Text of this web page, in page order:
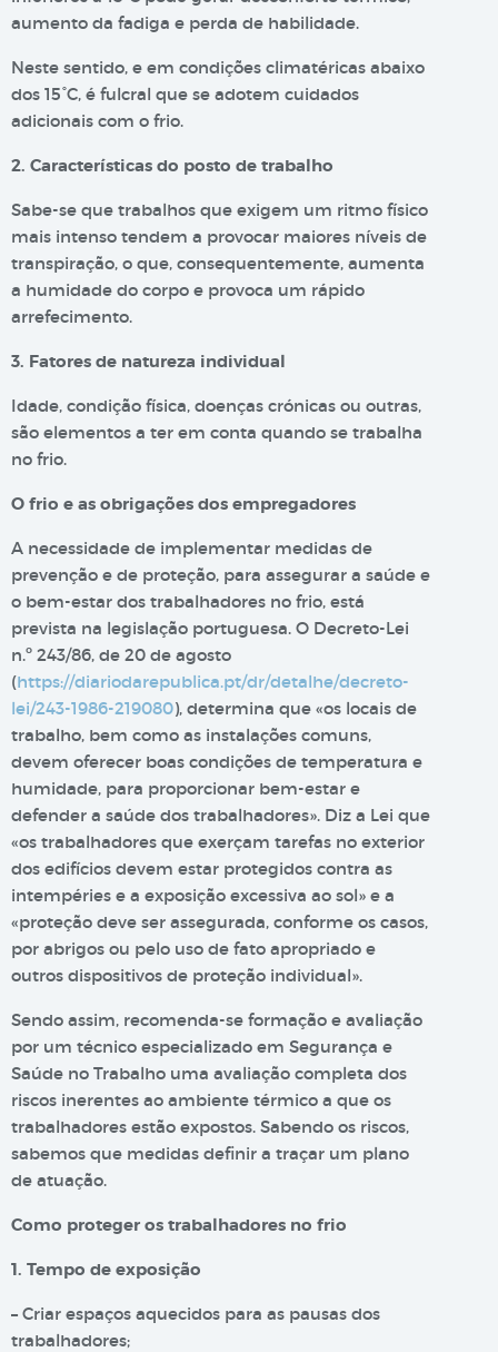
aumento da fadiga e perda de habilidade.
Neste sentido, e em condições climatéricas abaixo
dos 15°C, é fulcral que se adotem cuidados
adicionais com o frio.
2. Características do posto de trabalho
Sabe-se que trabalhos que exigem um ritmo físico
mais intenso tendem a provocar maiores níveis de
transpiração, o que, consequentemente, aumenta
a humidade do corpo e provoca um rápido
arrefecimento.
3. Fatores de natureza individual
Idade, condição física, doenças crónicas ou outras,
são elementos a ter em conta quando se trabalha
no frio.
O frio e as obrigações dos empregadores
A necessidade de implementar medidas de
prevenção e de proteção, para assegurar a saúde e
o bem-estar dos trabalhadores no frio, está
prevista na legislação portuguesa. O Decreto-Lei
n.º 243/86, de 20 de agosto
(https://diariodarepublica.pt/dr/detalhe/decreto-
lei/243-1986-219080), determina que «os locais de
trabalho, bem como as instalações comuns,
devem oferecer boas condições de temperatura e
humidade, para proporcionar bem-estar e
defender a saúde dos trabalhadores». Diz a Lei que
«os trabalhadores que exerçam tarefas no exterior
dos edifícios devem estar protegidos contra as
intempéries e a exposição excessiva ao sol» e a
«proteção deve ser assegurada, conforme os casos,
por abrigos ou pelo uso de fato apropriado e
outros dispositivos de proteção individual».
Sendo assim, recomenda-se formação e avaliação
por um técnico especializado em Segurança e
Saúde no Trabalho uma avaliação completa dos
riscos inerentes ao ambiente térmico a que os
trabalhadores estão expostos. Sabendo os riscos,
sabemos que medidas definir a traçar um plano
de atuação.
Como proteger os trabalhadores no frio
1. Tempo de exposição
– Criar espaços aquecidos para as pausas dos
trabalhadores;